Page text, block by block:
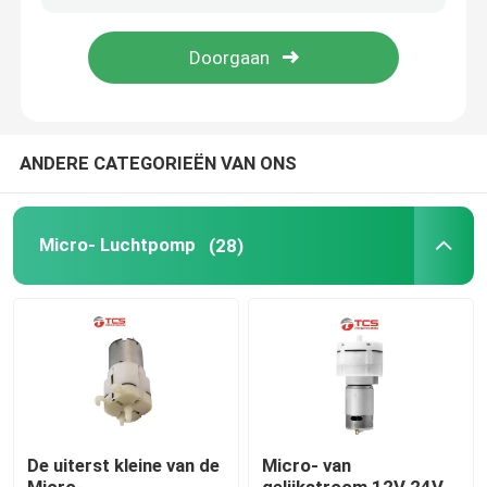
Over ons
Gevallen
Bloggen
ANDERE CATEGORIEËN VAN ONS
Micro- Luchtpomp (28)
De uiterst kleine van de
Micro- van